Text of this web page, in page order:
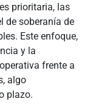
prioritaria, las
de soberanía de
Este enfoque,
y la
frente a
algo
plazo.